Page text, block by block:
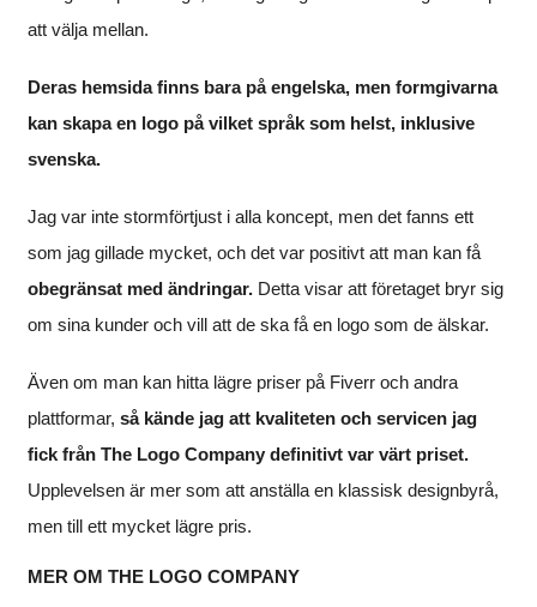
att välja mellan.
Deras hemsida finns bara på engelska, men formgivarna
kan skapa en logo på vilket språk som helst, inklusive
svenska.
Jag var inte stormförtjust i alla koncept, men det fanns ett
som jag gillade mycket, och det var positivt att man kan få
obegränsat med ändringar. Detta visar att företaget bryr sig
om sina kunder och vill att de ska få en logo som de älskar.
Även om man kan hitta lägre priser på Fiverr och andra
plattformar, så kände jag att kvaliteten och servicen jag
fick från The Logo Company definitivt var värt priset.
Upplevelsen är mer som att anställa en klassisk designbyrå,
men till ett mycket lägre pris.
MER OM THE LOGO COMPANY